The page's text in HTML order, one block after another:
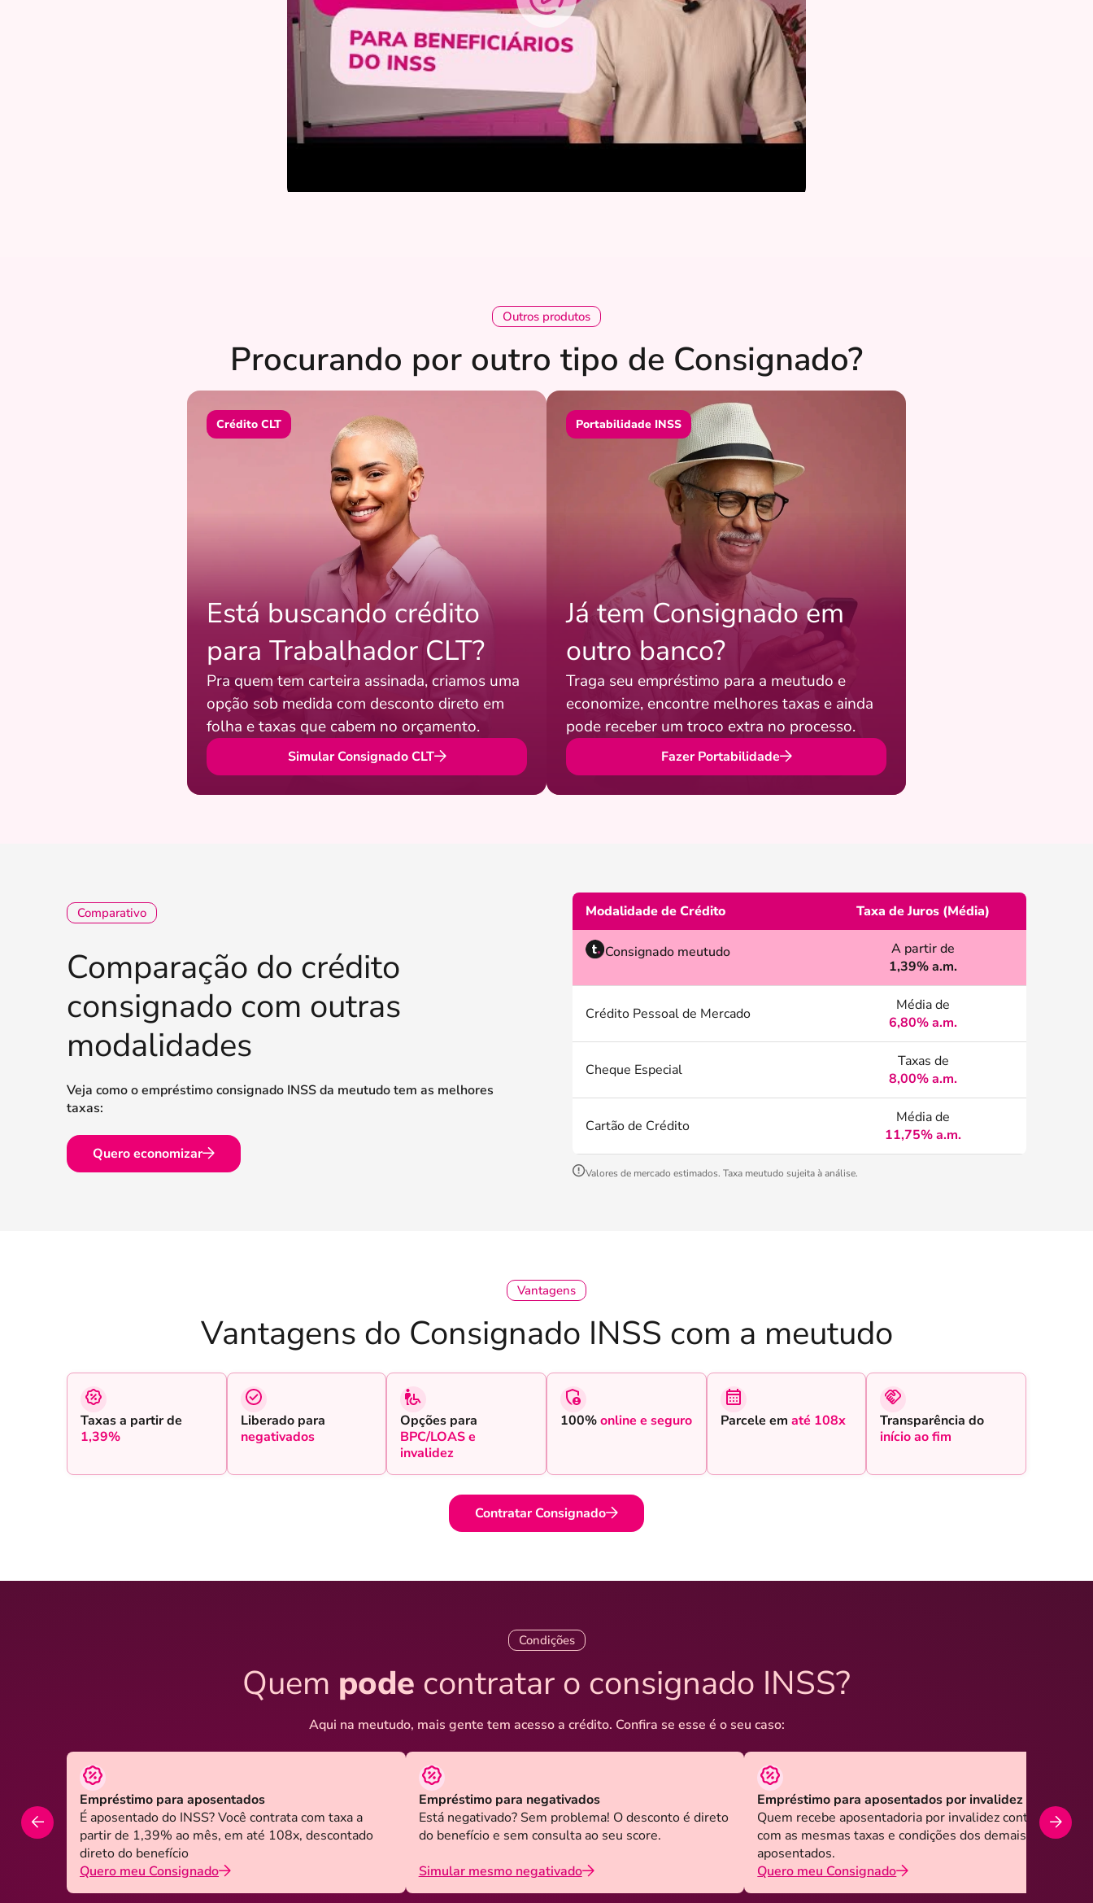
Outros produtos
Procurando por outro tipo de Consignado?
Crédito CLT
Está buscando crédito
para Trabalhador CLT?
Pra quem tem carteira assinada, criamos uma
opção sob medida com desconto direto em
folha e taxas que cabem no orçamento.
Simular Consignado CLT
Portabilidade INSS
Já tem Consignado em
outro banco?
Traga seu empréstimo para a meutudo e
economize, encontre melhores taxas e ainda
pode receber um troco extra no processo.
Fazer Portabilidade
Comparativo
Comparação do crédito
consignado com outras
modalidades
Veja como o empréstimo consignado INSS da meutudo tem as melhores
taxas:
Modalidade de Crédito Taxa de Juros (Média)
Consignado meutudo
A partir de
1,39% a.m.
Crédito Pessoal de Mercado
Média de
6,80% a.m.
Cheque Especial
Taxas de
8,00% a.m.
Cartão de Crédito
Média de
11,75% a.m.
Valores de mercado estimados. Taxa meutudo sujeita à análise.
Quero economizar
Vantagens
Vantagens do Consignado INSS com a meutudo
Taxas a partir de
1,39%
Liberado para
negativados
Opções para
BPC/LOAS e
invalidez
100%online e seguro Parcele em até 108x
Transparência do
início ao fim
Contratar Consignado
Condições
Quem pode contratar o consignado INSS?
Aqui na meutudo, mais gente tem acesso a crédito. Confira se esse é o seu caso:
Empréstimo para aposentados
É aposentado do INSS? Você contrata com taxa a
partir de 1,39% ao mês, em até 108x, descontado
direto do benefício
Quero meu Consignado
Empréstimo para negativados
Está negativado? Sem problema! O desconto é direto
do benefício e sem consulta ao seu score.
Simular mesmo negativado
Empréstimo para aposentados por invalidez
Quem recebe aposentadoria por invalidez contrata
com as mesmas taxas e condições dos demais
aposentados.
Quero meu Consignado